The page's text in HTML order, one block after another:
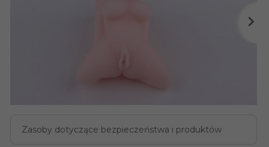
Zasoby dotyczące bezpieczeństwa i produktów